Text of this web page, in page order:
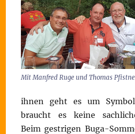
Mit Manfred Ruge und Thomas
ihnen geht es um
braucht es keine
Beim gestrigen Buga-